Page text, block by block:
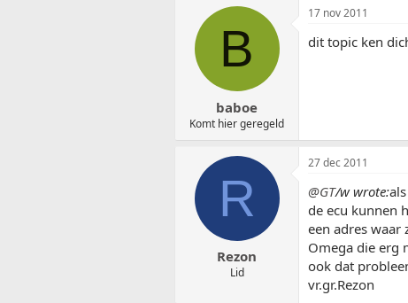
B
baboe
Komt hier geregeld
17 nov 2011
dit topic ken
R
Rezon
Lid
27 dec 2011
@GT/w wrote:
de ecu kunnen
een adres waar
Omega die erg
ook dat
vr.gr.Rezon